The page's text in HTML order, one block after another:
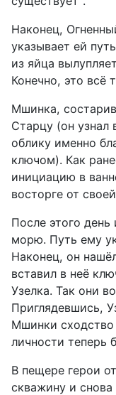
Наконец,
указывает ей
из яйца
Конечно, это всё
Мшинка,
Старцу (он узнал
облику именно
ключом). Как
инициацию в
восторге от
После этого
морю. Путь ему
Наконец, он
вставил в неё
Узелка. Так они
Приглядевшись,
Мшинки
личности теперь
В пещере герои
скважину и снова